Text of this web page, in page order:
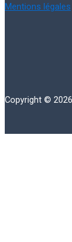
Mentions légales
Copyright ©